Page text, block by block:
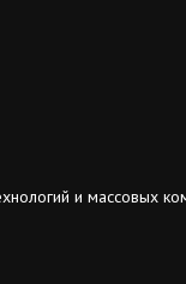
и массовых